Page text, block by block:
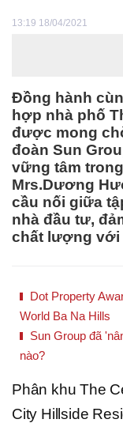
13:19 18/04/2021
Đồng hành
hợp nhà phố
được mong
đoàn Sun
vững tâm
Mrs.Dương
cầu nối giữa
nhà đầu tư,
chất lượng với
Dot Property
World Ba Na Hills
Sun Group đã
nào?
Phân khu The
City Hillside